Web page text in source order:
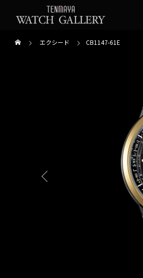
エクシード CB1147-61E